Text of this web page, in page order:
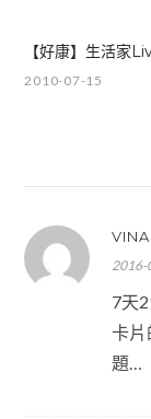
【好康】生活家
2010-07-15
2016-
7天
卡片
題…